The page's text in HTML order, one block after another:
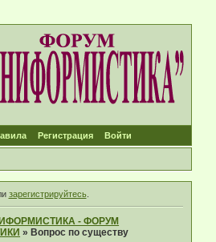
Регистрация Войти
зарегистрируйтесь.
- ФОРУМ
» Вопрос по существу